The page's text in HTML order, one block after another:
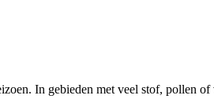
In gebieden met veel stof, pollen